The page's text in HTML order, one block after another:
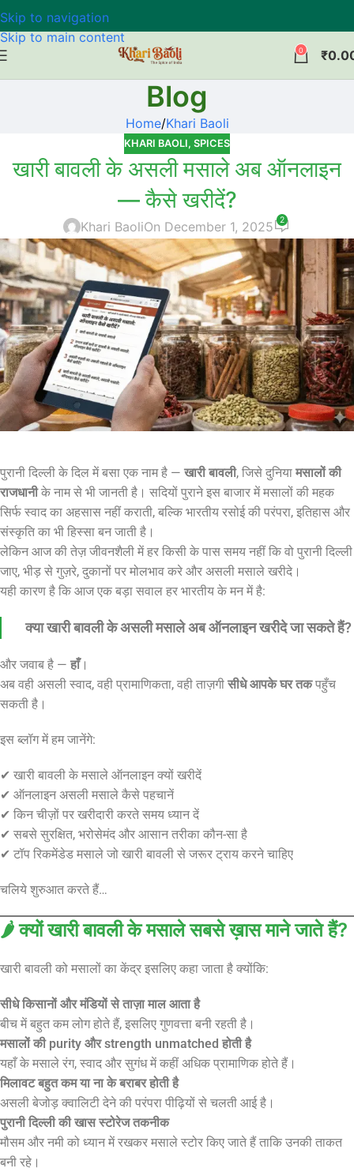
Skip to navigation
Skip to main content
0 ₹
Blog
Home Khari Baoli
KHARI BAOLI, SPICES
खारी बावली के असली मसाले अब ऑनलाइन
— कैसे खरीदें?
Khari BaoliOn December 1, 2025 2
पुरानी दिल्ली के दिल में बसा एक नाम है — खारी बावली, जिसे दुनिया मसालों की
राजधानीके नाम से भी जानती है। सदियों पुराने इस बाजार में मसालों की महक
सिर्फ स्वाद का अहसास नहीं कराती, बल्कि भारतीय रसोई की परंपरा, इतिहास और
संस्कृति का भी हिस्सा बन जाती है।
लेकिन आज की तेज़ जीवनशैली में हर किसी के पास समय नहीं कि वो पुरानी दिल्ली
जाए, भीड़ से गुज़रे, दुकानों पर मोलभाव करे और असली मसाले खरीदे।
यही कारण है कि आज एक बड़ा सवाल हर भारतीय के मन में है:
क्या खारी बावली के असली मसाले अब ऑनलाइन खरीदे जा सकते हैं?
और जवाब है — हाँ।
अब वही असली स्वाद, वही प्रामाणिकता, वही ताज़गी सीधे आपके घर तकपहुँच
सकती है।
इस ब्लॉग में हम जानेंगे:
✔ खारी बावली के मसाले ऑनलाइन क्यों खरीदें
✔ ऑनलाइन असली मसाले कैसे पहचानें
✔ किन चीज़ों पर खरीदारी करते समय ध्यान दें
✔ सबसे सुरक्षित, भरोसेमंद और आसान तरीका कौन-सा है
✔ टॉप रिकमेंडेड मसाले जो खारी बावली से जरूर ट्राय करने चाहिए
चलिये शुरुआत करते हैं…
🌶️ क्यों खारी बावली के मसाले सबसे ख़ास माने जाते हैं?
खारी बावली को मसालों का केंद्र इसलिए कहा जाता है क्योंकि:
सीधे किसानों और मंडियों से ताज़ा माल आता है
बीच में बहुत कम लोग होते हैं, इसलिए गुणवत्ता बनी रहती है।
मसालों की purity और strength unmatched होती है
यहाँ के मसाले रंग, स्वाद और सुगंध में कहीं अधिक प्रामाणिक होते हैं।
मिलावट बहुत कम या ना के बराबर होती है
असली बेजोड़ क्वालिटी देने की परंपरा पीढ़ियों से चलती आई है।
पुरानी दिल्ली की खास स्टोरेज तकनीक
मौसम और नमी को ध्यान में रखकर मसाले स्टोर किए जाते हैं ताकि उनकी ताकत
बनी रहे।